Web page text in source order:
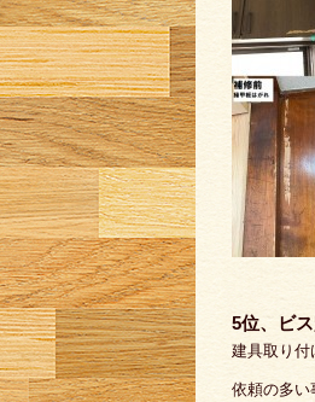
5位、ビ
建具取り付
依頼の多い